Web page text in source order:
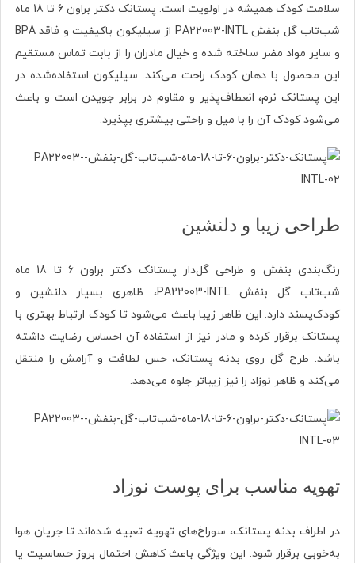
سلامت کودک همیشه در اولویت است. پستانک دکتر براون 6 تا 18 ماه
شب‌تاب گل بنفش PA22003-INTL از سیلیکون باکیفیت و فاقد BPA
و سایر مواد مضر ساخته شده و خیال مادران را از بابت تماس مستقیم
این محصول با دهان کودک راحت می‌کند. سیلیکون استفاده‌شده در
این پستانک نرم، انعطاف‌پذیر و مقاوم در برابر جویدن است و باعث
می‌شود کودک آن را با میل و راحتی بیشتری بپذیرد.
طراحی زیبا و دلنشین
رنگ‌بندی بنفش و طراحی گل‌دار پستانک دکتر براون 6 تا 18 ماه
شب‌تاب گل بنفش PA22003-INTL، ظاهری بسیار دلنشین و
کودک‌پسند دارد. این ظاهر زیبا باعث می‌شود تا کودک ارتباط بهتری با
پستانک برقرار کرده و مادر نیز از استفاده آن احساس رضایت داشته
باشد. طرح گل روی بدنه پستانک، حس لطافت و آرامش را منتقل
می‌کند و ظاهر نوزاد را نیز زیباتر جلوه می‌دهد.
تهویه مناسب برای پوست نوزاد
در اطراف بدنه پستانک، سوراخ‌های تهویه تعبیه شده‌اند تا جریان هوا
به‌خوبی برقرار شود. این ویژگی باعث کاهش احتمال بروز حساسیت یا